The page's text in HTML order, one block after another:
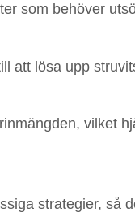
som behöver
att lösa upp
vilket
strategier, så